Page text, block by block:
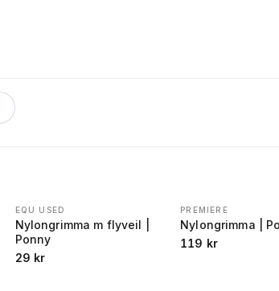
EQU USED
Nylongrimma m flyveil |
Ponny
29 kr
PREMIERE
Nylongrimma |
119 kr